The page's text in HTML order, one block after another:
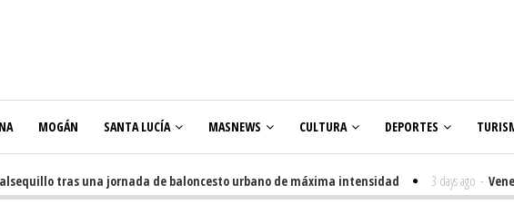
MOGÁN SANTA LUCÍA MASNEWS CULTURA DEPORTES
tras una jornada de baloncesto urbano de máxima intensidad 3 days ago -